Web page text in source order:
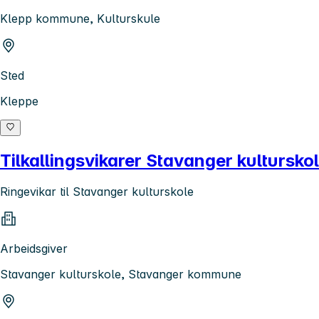
Klepp kommune, Kulturskule
Sted
Kleppe
Tilkallingsvikarer Stavanger
Ringevikar til Stavanger kulturskole
Arbeidsgiver
Stavanger kulturskole, Stavanger kommune